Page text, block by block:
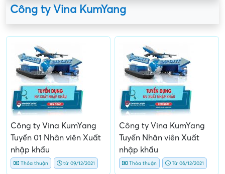
Công ty Vina KumYang
Công ty Vina KumYang
Tuyển 01 Nhân viên Xuất
nhập khẩu
Thỏa thuận từ 09/12/2021
Công ty Vina KumYang
Tuyển Nhân viên Xuất
nhập khẩu
Thỏa thuận Từ 06/12/2021